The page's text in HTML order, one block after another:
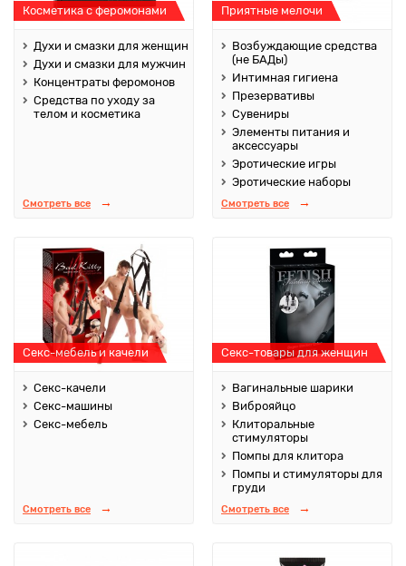
Косметика с феромонами
Духи и смазки для женщин
Духи и смазки для мужчин
Концентраты феромонов
Средства по уходу за
телом и косметика
Смотреть все
Приятные мелочи
Возбуждающие средства
(не БАДы)
Интимная гигиена
Презервативы
Сувениры
Элементы питания и
аксессуары
Эротические игры
Эротические наборы
Смотреть все
Секс-мебель и качели
Секс-качели
Секс-машины
Секс-мебель
Смотреть все
Секс-товары для женщин
Вагинальные шарики
Виброяйцо
Клиторальные
стимуляторы
Помпы для клитора
Помпы и стимуляторы для
груди
Смотреть все